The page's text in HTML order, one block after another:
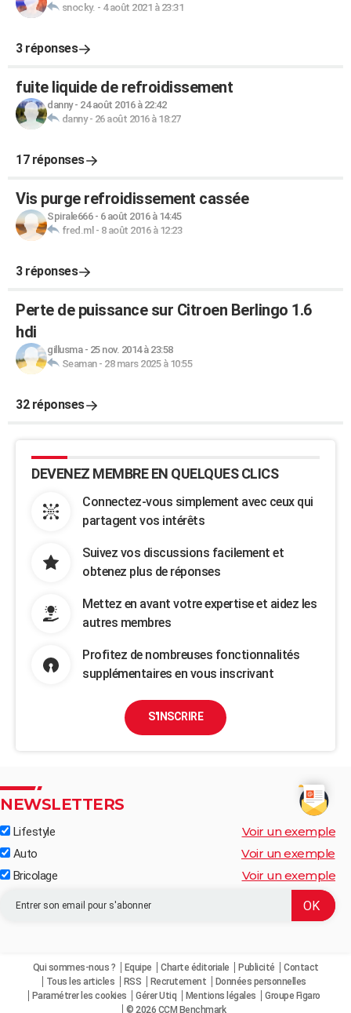
snocky. - 4 août 2021 à 23:31
3 réponses
fuite liquide de refroidissement
danny- 24 août 2016 à 22:42
danny- 26 août 2016 à 18:27
17 réponses
Vis purge refroidissement cassée
Spirale666- 6 août 2016 à 14:45
fred.ml - 8 août 2016 à 12:23
3 réponses
Perte de puissance sur Citroen Berlingo 1.6
hdi
gillusma- 25 nov. 2014 à 23:58
Seaman- 28 mars 2025 à 10:55
32 réponses
DEVENEZ MEMBRE EN QUELQUES CLICS
Connectez-vous simplement avec ceux qui
partagent vos intérêts
Suivez vos discussions facilement et
obtenez plus de réponses
Mettez en avant votre expertise et aidez les
autres membres
Profitez de nombreuses fonctionnalités
supplémentaires en vous inscrivant
S'INSCRIRE
NEWSLETTERS
Lifestyle Voir un exemple
Auto Voir un exemple
Bricolage Voir un exemple
Qui sommes-nous ? Equipe Charte éditoriale Publicité
Contact
Tous les articles
RSS Recrutement
Données personnelles
Paramétrer les cookies
Gérer Utiq Mentions légales
Groupe Figaro
© 2026 CCM Benchmark